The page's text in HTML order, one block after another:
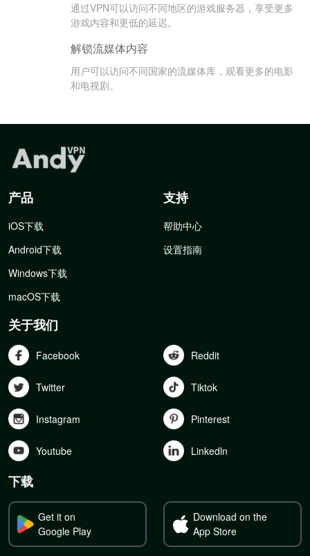
通过VPN可以访问不同地区的游戏服务器，享受更多
游戏内容和更低的延迟。
解锁流媒体内容
用户可以访问不同国家的流媒体库，观看更多的电影
和电视剧。
产品
iOS下载
Android下载
Windows下载
macOS下载
支持
帮助中心
设置指南
关于我们
Facebook Reddit
Twitter Tiktok
Instagram Pinterest
Youtube Linkedln
下载
Get it on
Google Play
Download on the
App Store